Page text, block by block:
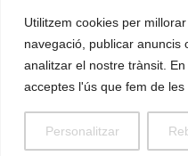
Utilitzem cookies per
navegació, publicar anuncis
analitzar el nostre trànsit.
acceptes l'ús que fem de les
PersonalitzarGraceful